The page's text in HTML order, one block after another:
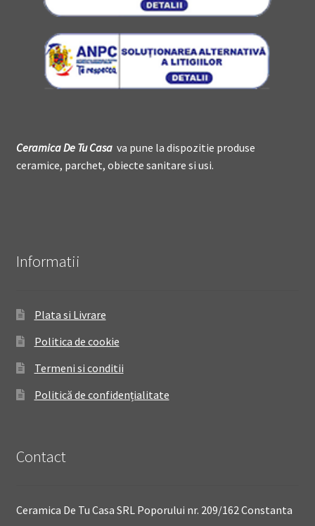
Ceramica DeTu Casava pune la dispozitie produse
ceramice, parchet, obiecte sanitare si usi.
Informatii
Plata si Livrare
Politica de cookie
Termeni si conditii
Politică de confidențialitate
Contact
Ceramica De Tu Casa SRL Poporului nr. 209/162 Constanta